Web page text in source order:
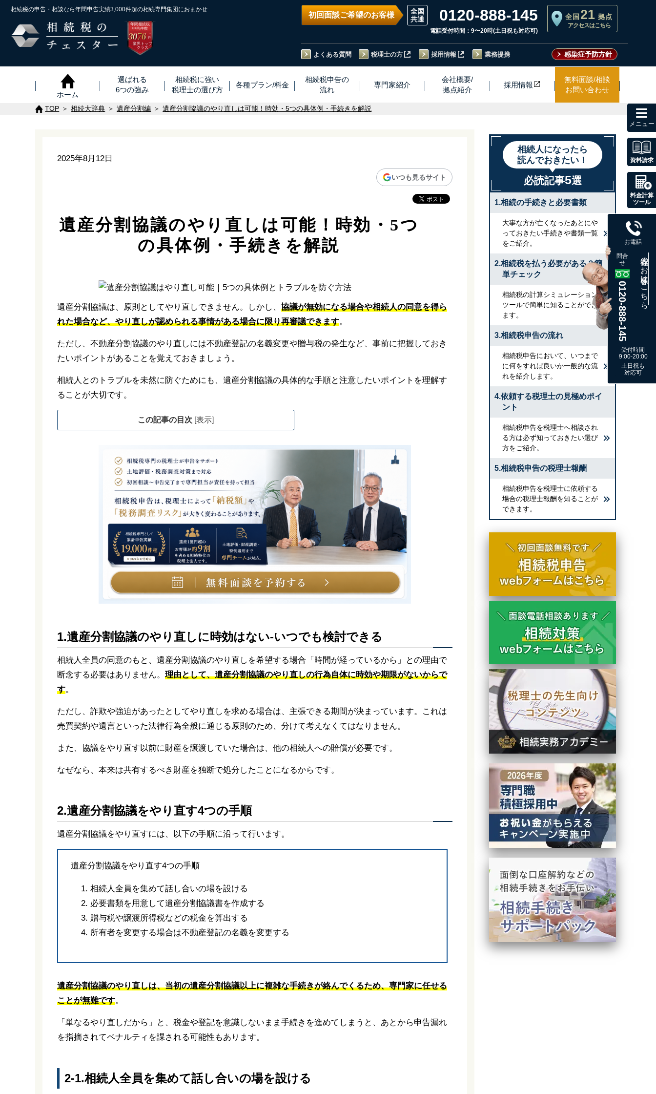
相続税の申告・相談なら年間申告実績3,000件超の相続専門集団におまかせ
年間相続税
申告件数
3076 ※
件
業界トップ
クラス
初回面談ご希望のお客様 0120-888-145
電話受付時間：9〜20時(土日祝も対応可)
全国 21 拠点
アクセスはこちら
よくある質問 税理士の方 採用情報 業務提携 感染症予防方針
ホーム
選ばれる
6つの強み
相続税に強い
税理士の選び方
各種プラン/料金
相続税申告の
流れ
専門家紹介
会社概要/
拠点紹介
採用情報
無料面談/相談
お問い合わせ
TOP 相続大辞典 遺産分割編 遺産分割協議のやり直しは可能！時効・5つの具体例・手続きを解説
2025年8月12日
いつも見るサイト
遺産分割協議のやり直しは可能！時効・5つ
の具体例・手続きを解説
遺産分割協議は、原則としてやり直しできません。しかし、 協議が無効になる場合や相続人の同意を得ら
れた場合など、やり直しが認められる事情がある場合に限り再審議できます。
ただし、不動産分割協議のやり直しには不動産登記の名義変更や贈与税の発生など、事前に把握しておき
たいポイントがあることを覚えておきましょう。
相続人とのトラブルを未然に防ぐためにも、遺産分割協議の具体的な手順と注意したいポイントを理解す
ることが大切です。
この記事の目次 [表示]
1.遺産分割協議のやり直しに時効はない-いつでも検討できる
相続人全員の同意のもと、遺産分割協議のやり直しを希望する場合「時間が経っているから」との理由で
断念する必要はありません。 理由として、遺産分割協議のやり直しの行為自体に時効や期限がないからで
す。
ただし、詐欺や強迫があったとしてやり直しを求める場合は、主張できる期間が決まっています。これは
売買契約や遺言といった法律行為全般に通じる原則のため、分けて考えなくてはなりません。
また、協議をやり直す以前に財産を譲渡していた場合は、他の相続人への賠償が必要です。
なぜなら、本来は共有するべき財産を独断で処分したことになるからです。
2.遺産分割協議をやり直す4つの手順
遺産分割協議をやり直すには、以下の手順に沿って行います。
遺産分割協議をやり直す4つの手順
相続人全員を集めて話し合いの場を設ける
必要書類を用意して遺産分割協議書を作成する
贈与税や譲渡所得税などの税金を算出する
所有者を変更する場合は不動産登記の名義を変更する
遺産分割協議のやり直しは、当初の遺産分割協議以上に複雑な手続きが絡んでくるため、専門家に任せる
ことが無難です。
「単なるやり直しだから」と、税金や登記を意識しないまま手続きを進めてしまうと、あとから申告漏れ
を指摘されてペナルティを課される可能性もあります。
2-1.相続人全員を集めて話し合いの場を設ける
相続人になったら
読んでおきたい！
必読記事5選
1.相続の手続きと必要書類
大事な方が亡くなったあとにや
っておきたい手続きや書類一覧
をご紹介。
2.相続税を払う必要がある？簡
単チェック
相続税の計算シミュレーション
ツールで簡単に知ることができ
ます。
3.相続税申告の流れ
相続税申告において、いつまで
に何をすれば良いか一般的な流
れを紹介します。
4.依頼する税理士の見極めポイ
ント
相続税申告を税理士へ相談され
る方は必ず知っておきたい選び
方をご紹介。
5.相続税申告の税理士報酬
相続税申告を税理士に依頼する
場合の税理士報酬を知ることが
できます。
資料請求
料金計算
ツール
お電話
問合
せ
0120-888-145
既存のお客様はこちら
受付時間
9:00-20:00
土日祝も
対応可